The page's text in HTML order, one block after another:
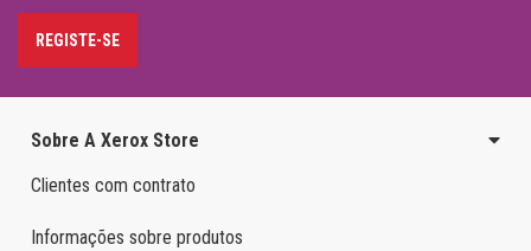
REGISTE-SE
Sobre A Xerox Store
Clientes com contrato
Informações sobre produtos